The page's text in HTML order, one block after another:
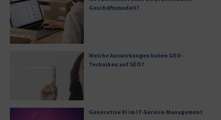
Geschäftsmodell?
Welche Auswirkungen haben GEO-
Techniken auf SEO?
Generative KI im IT-Service-Management